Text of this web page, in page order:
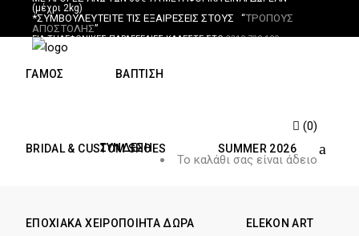
(μέχρι 2kg)
*ΣΥΜΒΟΥΛΕΥΤΕΙΤΕ ΤΙΣ ΕΞΑΙΡΕΣΕΙΣ ΣΤΟΥΣ “ΤΡΟΠΟΥΣ
ΑΠΟΣΤΟΛΗΣ”
ΓΙΑ ΤΗΛΕΦΩΝΙΚΕΣ ΠΑΡΑΓΓΕΛΙΕΣ ΚΑΛΕΣΤΕ ΣΤΟ2310 720-100
ΓΆΜΟΣ ΒΆΠΤΙΣΗ
BRIDAL & CUSTOM SHOES SUMMER 2026
ΕΠΟΧΙΑΚΆΧΕΙΡΟΠΟΊΗΤΑ ΔΏΡΑ ELEKON ART
ΣΎΝΔΕΣΗ
(0)
Το καλάθι σας είναι άδειο